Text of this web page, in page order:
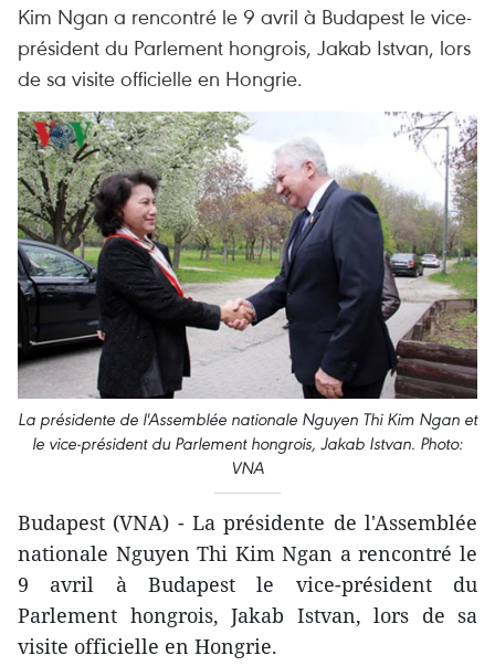
Kim Ngan a rencontré le 9 avril à Budapest le vice-
président du Parlement hongrois, Jakab Istvan, lors
de sa visite officielle en Hongrie.
La présidente de l'Assemblée nationale Nguyen Thi Kim Ngan ​et
le vice-président du Parlement hongrois, Jakab Istvan. Photo:
VNA
Budapest (VNA) - La présidente de l'Assemblée
nationale Nguyen Thi Kim Ngan a rencontré le
9 avril à Budapest le vice-président du
Parlement hongrois, Jakab Istvan, lors de sa
visite officielle en Hongrie.